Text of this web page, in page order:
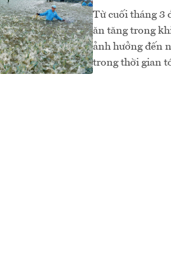
Từ cuối tháng 3
ăn tăng trong
ảnh hưởng đến
trong thời gian